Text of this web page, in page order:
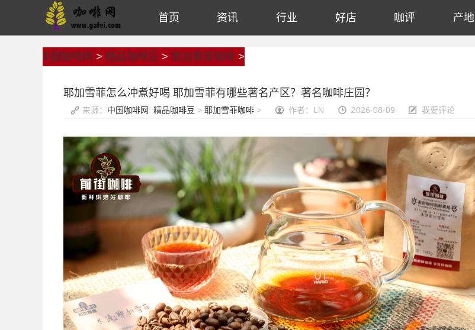
首页 资讯 行业 好店 咖评 产地
中国咖啡网 > 精品咖啡豆 > 耶加雪菲咖啡 >
耶加雪菲怎么冲煮好喝 耶加雪菲有哪些著名产区？著名咖啡庄园？
来源： 中国咖啡网: 精品咖啡豆 > 耶加雪菲咖啡 > 作者：LN 2026-08-09 我要评论